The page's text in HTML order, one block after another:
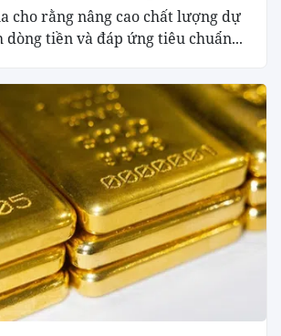
cho rằng nâng cao chất lượng dự
dòng tiền và đáp ứng tiêu chuẩn...